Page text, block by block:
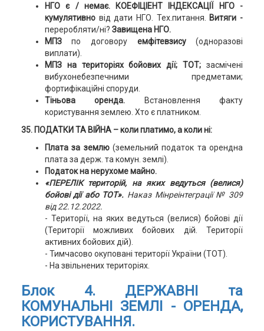
НГО є / немає. КОЕФІЦІЕНТ ІНДЕКСАЦІЇ НГО -
кумулятивновід дати НГО. Тех.питання. Витяги -
переробляти/ні? Завищена НГО.
МПЗпо договору емфітевзису(одноразові
виплати).
МПЗ на територіях бойових дії; ТОТ; засмічені
вибухонебезпечними предметами;
фортифікаційні споруди.
Тіньова оренда.
Встановлення факту
користування землею. Хто є платником.
35. ПОДАТКИ ТА ВІЙНА – коли платимо, а коли ні:
Плата за землю(земельний податок та орендна
плата за держ. та комун. землі).
Податок на нерухоме майно.
«ПЕРЕЛІК територій, на яких ведуться (велися)
бойові дії або ТОТ». Наказ Мінреінтеграції № 309
від 22.12.2022.
- Території, на яких ведуться (велися) бойові дії
(Території можливих бойових дій. Території
активних бойових дій).
- Тимчасово окуповані території України (ТОТ).
- На звільнених територіях.
Блок 4.
ДЕРЖАВНІ та
КОМУНАЛЬНІ ЗЕМЛІ - ОРЕНДА,
КОРИСТУВАННЯ.